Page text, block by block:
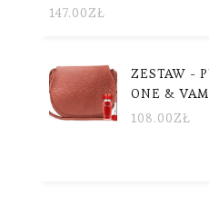
147.00ZŁ
ZESTAW -
ONE &
108.00ZŁ